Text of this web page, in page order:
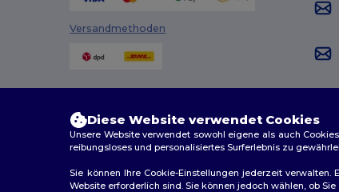
Versandmethoden
Diese Website verwendet Cookies
Unsere Website verwendet sowohl eigene als auch
reibungsloses und personalisiertes Surferlebnis zu
Sie können Ihre Cookie-Einstellungen jederzeit
Website erforderlich sind. Sie können jedoch wählen, ob